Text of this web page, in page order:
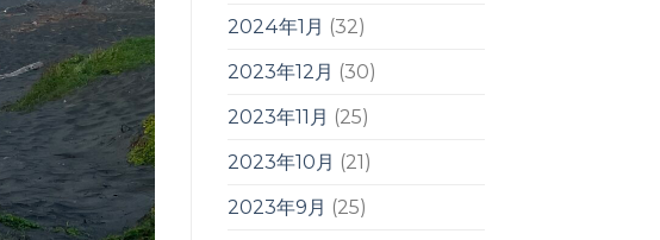
2024年1月 (32)
2023年12月 (30)
2023年11月 (25)
2023年10月 (21)
2023年9月 (25)